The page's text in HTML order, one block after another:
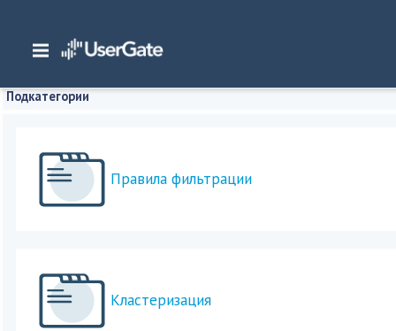
Главная/ Часто задаваемые вопросы
Подкатегории
Правила фильтрации
Кластеризация